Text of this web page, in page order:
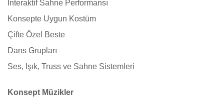
İnteraktif Sahne Performansı
Konsepte Uygun Kostüm
Çifte Özel Beste
Dans Grupları
Ses, Işık, Truss ve Sahne Sistemleri
Konsept Müzikler